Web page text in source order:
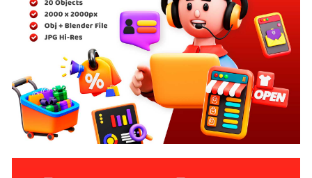
电商app ui设计 .xd素材 2021-08-14
Slashpay金融App应用程序UI套件
2023-06-14
Vision-高级营销网站仪表盘UI设计素材套件 2024-11-25
Freelance自由职业者app界面设计素材
2023-09-02
40个云服务图标 .fig素材 2021-11-19